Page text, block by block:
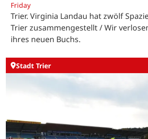
Friday
Trier. Virginia Landau hat zwölf
Trier zusammengestellt / Wir
ihres neuen Buchs.
Stadt Trier